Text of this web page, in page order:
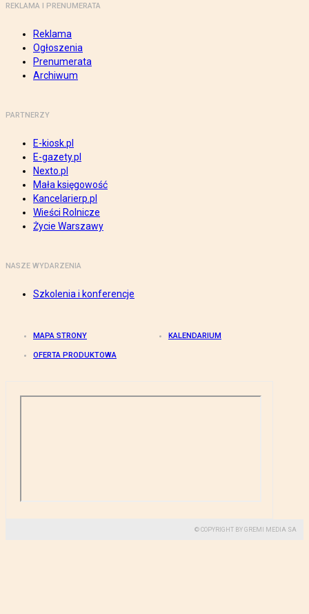
REKLAMA I PRENUMERATA
Reklama
Ogłoszenia
Prenumerata
Archiwum
PARTNERZY
E-kiosk.pl
E-gazety.pl
Nexto.pl
Mała księgowość
Kancelarierp.pl
Wieści Rolnicze
Życie Warszawy
NASZE WYDARZENIA
Szkolenia i konferencje
MAPA STRONY KALENDARIUM
OFERTA PRODUKTOWA
© COPYRIGHT BY GREMI MEDIA SA